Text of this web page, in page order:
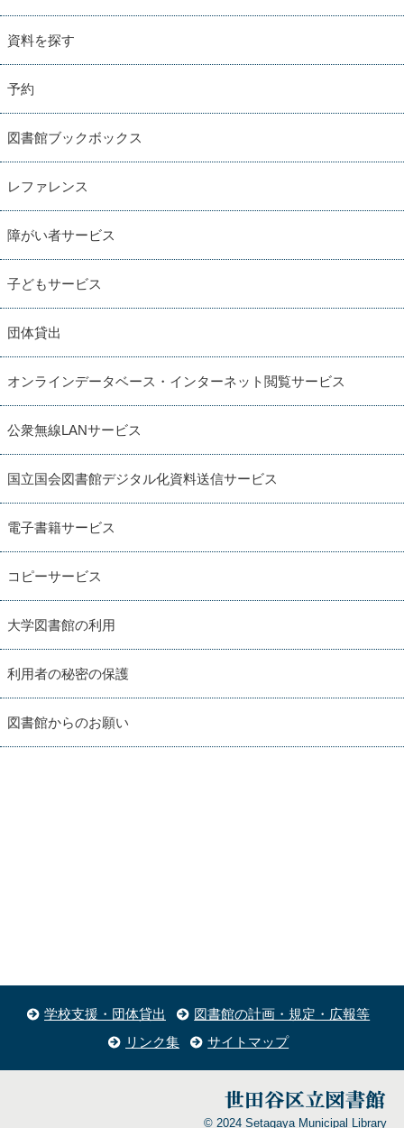
資料を探す
予約
図書館ブックボックス
レファレンス
障がい者サービス
子どもサービス
団体貸出
オンラインデータベース・インターネット閲覧サービス
公衆無線LANサービス
国立国会図書館デジタル化資料送信サービス
電子書籍サービス
コピーサービス
大学図書館の利用
利用者の秘密の保護
図書館からのお願い
学校支援・団体貸出
図書館の計画・規定・広報等
リンク集
サイトマップ
© 2024 Setagaya Municipal Library